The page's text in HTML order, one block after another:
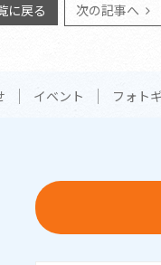
に戻る 次の記事へ
イベント フォト